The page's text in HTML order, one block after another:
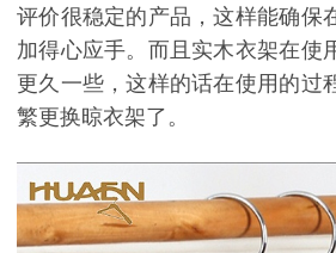
评价很稳定的产品，这样能确保
加得心应手。而且实木衣架在使
更久一些，这样的话在使用的过
繁更换晾衣架了。